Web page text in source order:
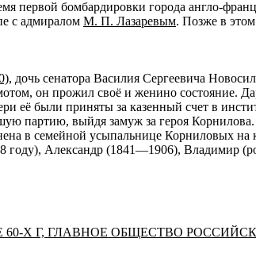
первой бомбардировки города англо-
с адмиралом М. П. Лазаревым. Позже в
, дочь сенатора Василия Сергеевича
он прожил своё и женино состояние.
её были приняты за казенный счет в
партию, выйдя замуж за героя
в семейной усыпальнице Корниловых на
году), Александр (1841—1906), Владимир
Х Г, ГЛАВНОЕ ОБЩЕСТВО